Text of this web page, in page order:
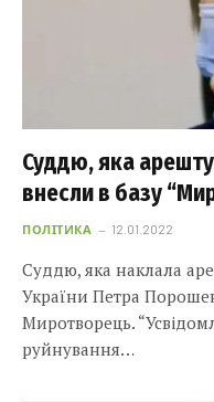
Суддю, яка
внесли в базу
ПОЛІТИКА 12.01.2022
Суддю, яка наклала
України Петра
Миротворець.
руйнування…